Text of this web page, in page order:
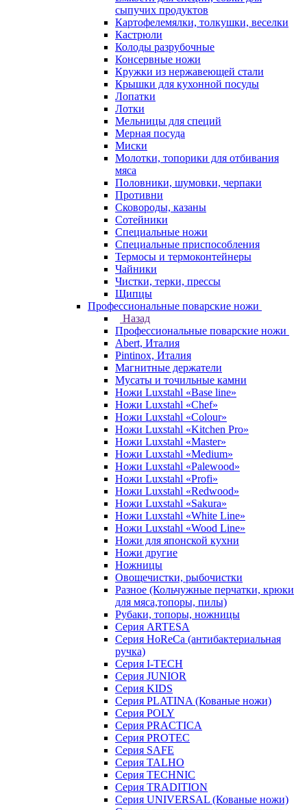
сыпучих продуктов
Картофелемялки, толкушки, веселки
Кастрюли
Колоды разрубочные
Консервные ножи
Кружки из нержавеющей стали
Крышки для кухонной посуды
Лопатки
Лотки
Мельницы для специй
Мерная посуда
Миски
Молотки, топорики для отбивания
мяса
Половники, шумовки, черпаки
Противни
Сковороды, казаны
Сотейники
Специальные ножи
Специальные приспособления
Термосы и термоконтейнеры
Чайники
Чистки, терки, прессы
Щипцы
Профессиональные поварские ножи
Назад
Профессиональные поварские ножи
Abert, Италия
Pintinox, Италия
Магнитные держатели
Мусаты и точильные камни
Ножи Luxstahl «Base line»
Ножи Luxstahl «Chef»
Ножи Luxstahl «Colour»
Ножи Luxstahl «Kitchen Pro»
Ножи Luxstahl «Master»
Ножи Luxstahl «Medium»
Ножи Luxstahl «Palewood»
Ножи Luxstahl «Profi»
Ножи Luxstahl «Redwood»
Ножи Luxstahl «Sakura»
Ножи Luxstahl «White Line»
Ножи Luxstahl «Wood Line»
Ножи для японской кухни
Ножи другие
Ножницы
Овощечистки, рыбочистки
Разное (Кольчужные перчатки, крюки
для мяса,топоры, пилы)
Рубаки, топоры, ножницы
Серия ARTESA
Серия HoReCa (антибактериальная
ручка)
Серия I-TECH
Серия JUNIOR
Серия KIDS
Серия PLATINA (Кованые ножи)
Серия POLY
Серия PRACTICA
Серия PROTEC
Серия SAFE
Серия TALHO
Серия TECHNIC
Серия TRADITION
Серия UNIVERSAL (Кованые ножи)